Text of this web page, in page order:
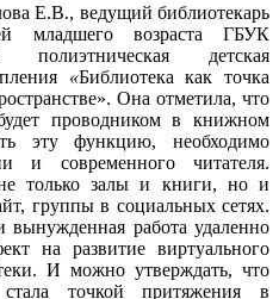
Е.В., ведущий библиотекарь
младшего возраста ГБУК
полиэтническая детская
«Библиотека как точка
Она отметила, что
проводником в книжном
эту функцию, необходимо
и современного читателя.
только залы и книги, но и
группы в социальных сетях.
вынужденная работа удаленно
на развитие виртуального
И можно утверждать, что
стала точкой притяжения в